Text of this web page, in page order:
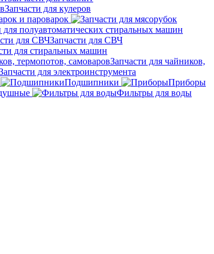
Запчасти для кулеров
и пароварок
для полуавтоматических стиральных машин
Запчасти для СВЧ
для стиральных машин
Запчасти для чайников,
для электроинструмента
Подшипники
Приборы
Фильтры для воды